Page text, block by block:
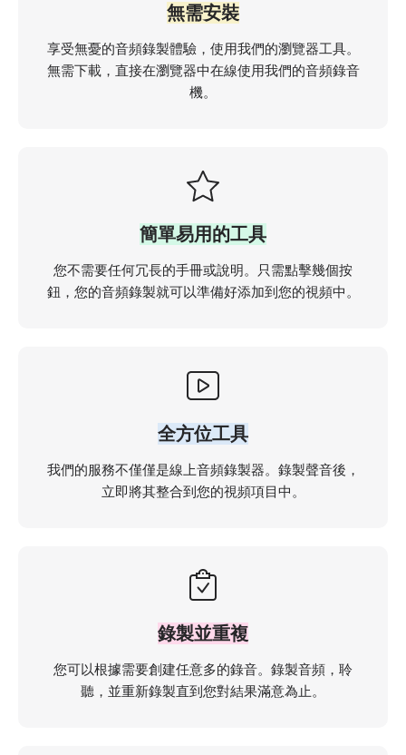
無需安裝
享受無憂的音頻錄製體驗，使用我們的瀏覽器工具。
無需下載，直接在瀏覽器中在線使用我們的音頻錄音
機。
簡單易用的工具
您不需要任何冗長的手冊或說明。只需點擊幾個按
鈕，您的音頻錄製就可以準備好添加到您的視頻中。
全方位工具
我們的服務不僅僅是線上音頻錄製器。錄製聲音後，
立即將其整合到您的視頻項目中。
錄製並重複
您可以根據需要創建任意多的錄音。錄製音頻，聆
聽，並重新錄製直到您對結果滿意為止。